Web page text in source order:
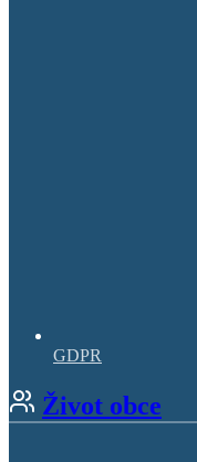
GDPR
Život obce